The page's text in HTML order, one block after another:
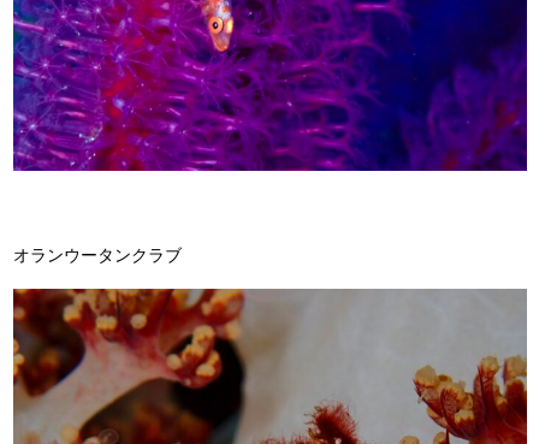
オランウータンクラブ